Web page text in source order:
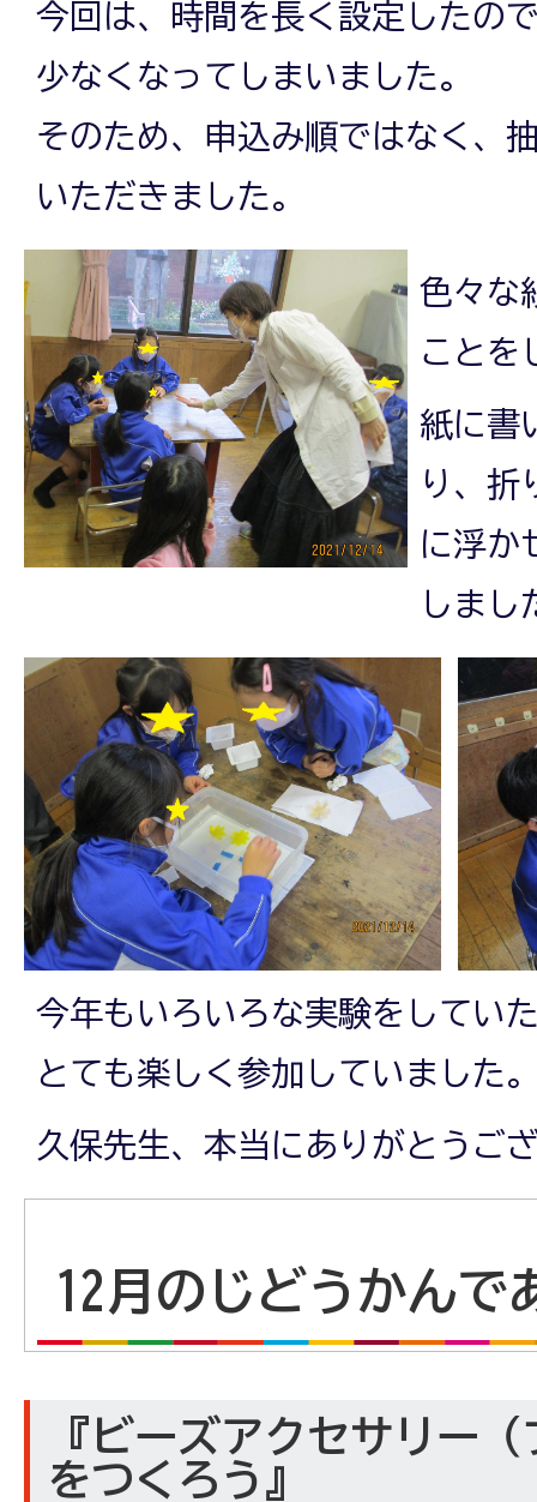
今回は、時間を長く設定したの
少なくなってしまいました。
そのため、申込み順ではなく、
いただきました。
色々な
ことを
紙に書
り、折
に浮か
しまし
今年もいろいろな実験をしてい
とても楽しく参加していました
久保先生、本当にありがとうご
12月のじどうかんで
『ビーズアクセサリー
をつくろう』